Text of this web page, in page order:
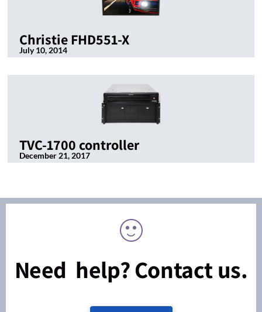
Christie FHD551-X
July 10, 2014
TVC-1700 controller
December 21, 2017
Need help? Contact us.